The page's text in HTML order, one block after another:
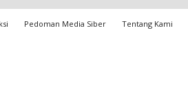
Pedoman Media Siber Tentang Kami